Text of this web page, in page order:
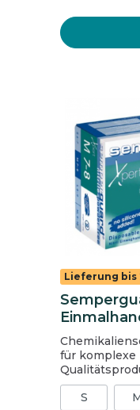
Lieferung bis
100 Stück
für komplexe
Qualitätsprodukt zertifiziert
1935/2004
höhere
S